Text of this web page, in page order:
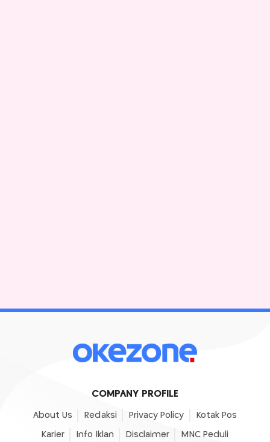
COMPANY PROFILE
About Us Redaksi Privacy Policy Kotak Pos
Karier Info Iklan Disclaimer MNC Peduli